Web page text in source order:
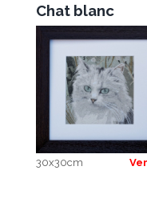
Chat blanc
30x30cm